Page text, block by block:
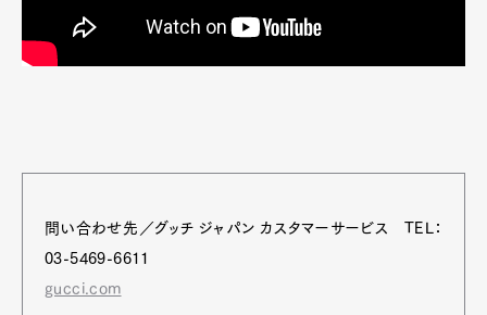
問い合わせ先／グッチ ジャパン カスタマーサービス TEL：
03-5469-6611
gucci.com